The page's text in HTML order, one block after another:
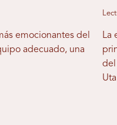
emocionantes del
adecuado, una
La
del